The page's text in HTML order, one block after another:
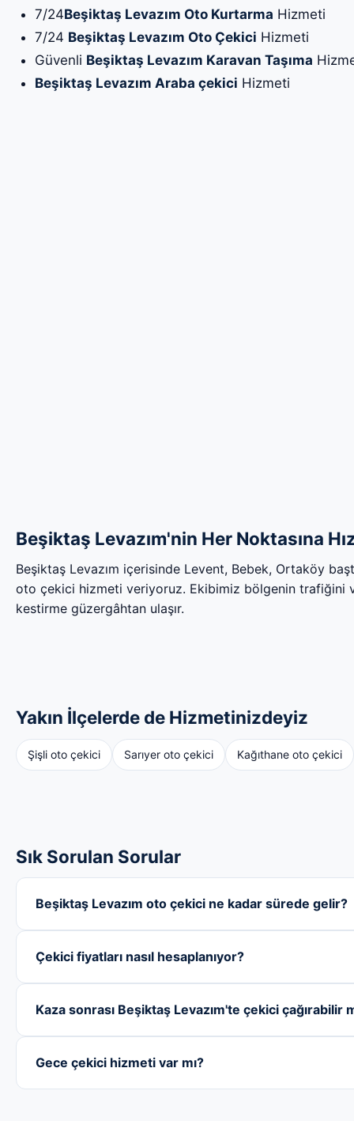
7/24Beşiktaş Levazım Oto Kurtarma Hizmeti
7/24 Beşiktaş Levazım Oto Çekici Hizmeti
Güvenli Beşiktaş Levazım Karavan Taşıma
Beşiktaş Levazım Araba çekici Hizmeti
Beşiktaş Levazım'nin Her Noktasına
Beşiktaş Levazım içerisinde Levent, Bebek, Ortaköy
oto çekici hizmeti veriyoruz. Ekibimiz bölgenin trafiğini
kestirme güzergâhtan ulaşır.
Yakın İlçelerde de Hizmetinizdeyiz
Şişli oto çekici Sarıyer oto çekici Kağıthane oto çekici
Sık Sorulan Sorular
Beşiktaş Levazım oto çekici ne kadar sürede gelir?
Çekici fiyatları nasıl hesaplanıyor?
Kaza sonrası Beşiktaş Levazım'te çekici çağırabilir
Gece çekici hizmeti var mı?